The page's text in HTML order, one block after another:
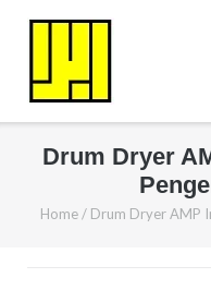
Drum Dryer
Home/ Drum Dryer AMP